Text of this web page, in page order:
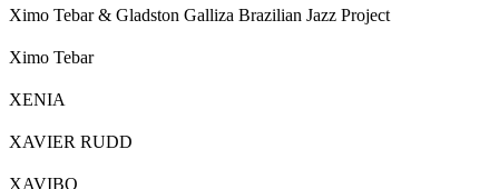
Ximo Tebar & Gladston Galliza Brazilian Jazz Project
Ximo Tebar
XENIA
XAVIER RUDD
XAVIBO